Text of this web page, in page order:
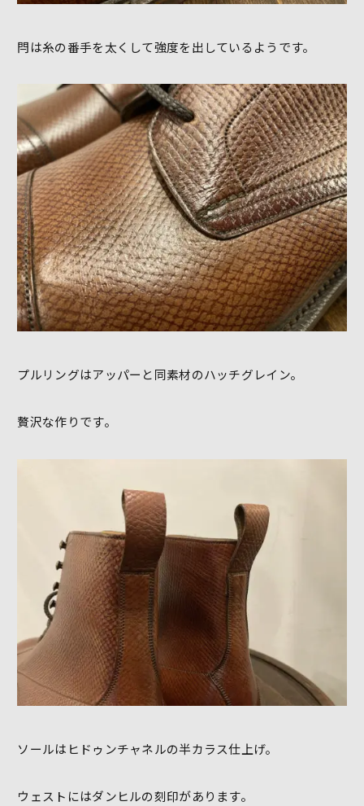
閂は糸の番手を太くして強度を出しているようです。
プルリングはアッパーと同素材のハッチグレイン。
贅沢な作りです。
ソールはヒドゥンチャネルの半カラス仕上げ。
ウェストにはダンヒルの刻印があります。